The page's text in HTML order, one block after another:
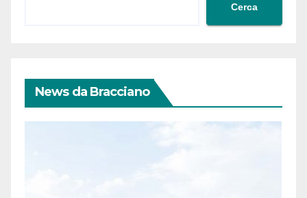
Cerca
News da Bracciano